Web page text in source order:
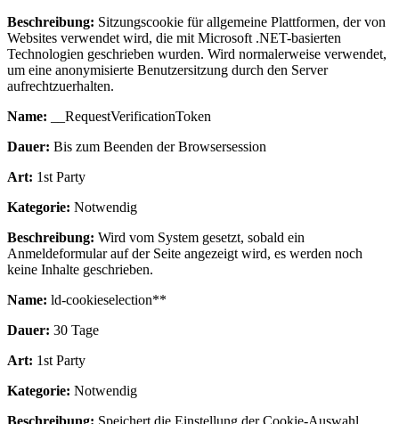
Beschreibung: Sitzungscookie für allgemeine Plattformen, der von
Websites verwendet wird, die mit Microsoft .NET-basierten
Technologien geschrieben wurden. Wird normalerweise verwendet,
um eine anonymisierte Benutzersitzung durch den Server
aufrechtzuerhalten.
Name: __RequestVerificationToken
Dauer: Bis zum Beenden der Browsersession
Art: 1st Party
Kategorie: Notwendig
Beschreibung: Wird vom System gesetzt, sobald ein
Anmeldeformular auf der Seite angezeigt wird, es werden noch
keine Inhalte geschrieben.
Name: ld-cookieselection**
Dauer: 30 Tage
Art: 1st Party
Kategorie: Notwendig
Beschreibung: Speichert die Einstellung der Cookie-Auswahl